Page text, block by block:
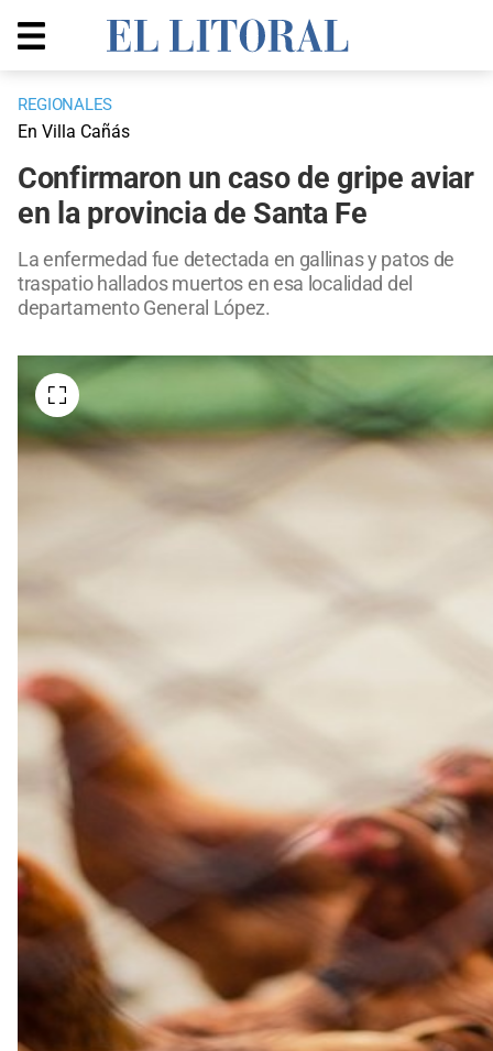
REGIONALES
En Villa Cañás
Confirmaron un caso de gripe aviar
en la provincia de Santa Fe
La enfermedad fue detectada en gallinas y patos de
traspatio hallados muertos en esa localidad del
departamento General López.